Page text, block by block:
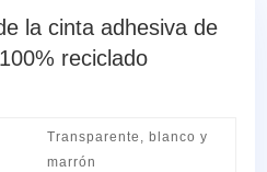
la cinta adhesiva de
reciclado
Transparente, blanco y
marrón